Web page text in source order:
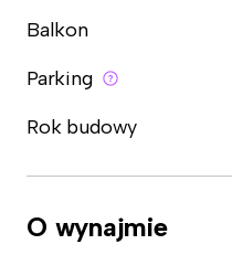
Balkon
Parking
Rok budowy
O wynajmie